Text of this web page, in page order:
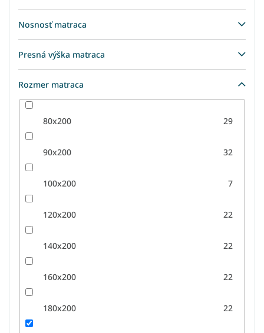
Nosnosť matraca
Presná výška matraca
Rozmer matraca
80x200 29
90x200 32
100x200 7
120x200 22
140x200 22
160x200 22
180x200 22